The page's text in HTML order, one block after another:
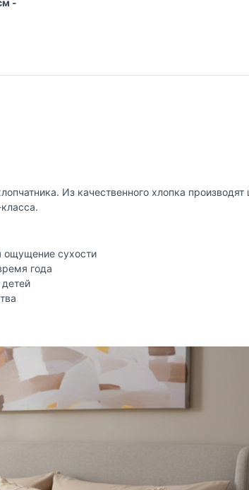
-
Из качественного хлопка
ощущение сухости
года